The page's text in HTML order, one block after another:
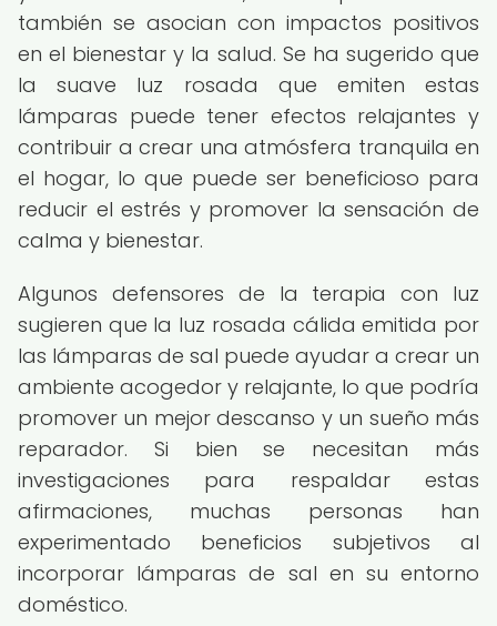
también se asocian con impactos positivos
en el bienestar y la salud. Se ha sugerido que
la suave luz rosada que emiten estas
lámparas puede tener efectos relajantes y
contribuir a crear una atmósfera tranquila en
el hogar, lo que puede ser beneficioso para
reducir el estrés y promover la sensación de
calma y bienestar.
Algunos defensores de la terapia con luz
sugieren que la luz rosada cálida emitida por
las lámparas de sal puede ayudar a crear un
ambiente acogedor y relajante, lo que podría
promover un mejor descanso y un sueño más
reparador. Si bien se necesitan más
investigaciones para respaldar estas
afirmaciones, muchas personas han
experimentado beneficios subjetivos al
incorporar lámparas de sal en su entorno
doméstico.